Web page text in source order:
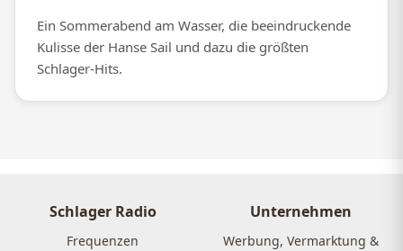
Ein Sommerabend am Wasser, die beeindruckende
Kulisse der Hanse Sail und dazu die größten
Schlager-Hits.
Schlager Radio
Frequenzen
Unternehmen
Werbung, Vermarktung &